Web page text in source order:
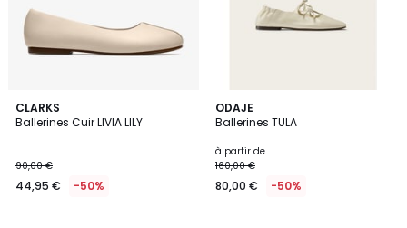
CLARKS
Ballerines Cuir LIVIA LILY
90,00 €
44,95 € -50%
2
Couleurs
ODAJE
Ballerines TULA
à partir de
160,00 €
80,00 € -50%
4
/
3
Couleurs